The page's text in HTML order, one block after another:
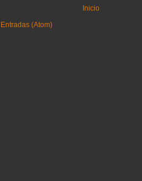
Inicio
Entradas (Atom)